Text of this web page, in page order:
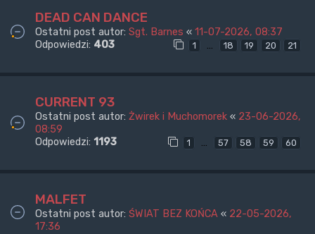
DEAD CAN DANCE
Ostatni post autor: Sgt. Barnes « 11-07-2026, 08:37
Odpowiedzi: 403 1 … 18 19 20 21
CURRENT 93
Ostatni post autor: Żwirek i Muchomorek « 23-06-2026,
08:59
Odpowiedzi: 1193 1 … 57 58 59 60
MALFET
Ostatni post autor: ŚWIAT BEZ KOŃCA « 22-05-2026,
17:36